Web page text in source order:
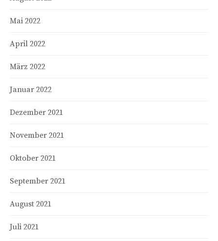
Mai 2022
April 2022
März 2022
Januar 2022
Dezember 2021
November 2021
Oktober 2021
September 2021
August 2021
Juli 2021